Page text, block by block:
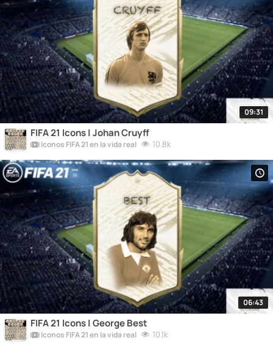
09:31
FIFA 21 Icons | Johan Cruyff
Iconos FIFA 21 en la vida real 10.8k
06:43
FIFA 21 Icons | George Best
Iconos FIFA 21 en la vida real 10.1k